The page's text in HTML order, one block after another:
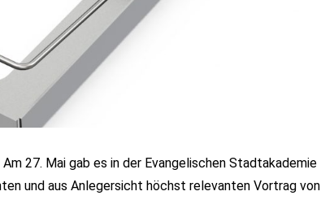
27. Mai gab es in der Evangelischen Stadtakademie
und aus Anlegersicht höchst relevanten Vortrag von